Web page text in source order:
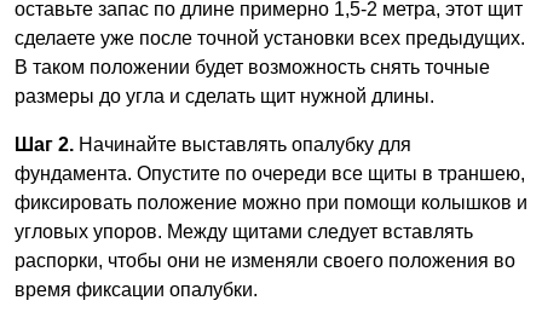
оставьте запас по длине примерно 1,5-2 метра, этот щит
сделаете уже после точной установки всех предыдущих.
В таком положении будет возможность снять точные
размеры до угла и сделать щит нужной длины.
Шаг 2. Начинайте выставлять опалубку для
фундамента. Опустите по очереди все щиты в траншею,
фиксировать положение можно при помощи колышков и
угловых упоров. Между щитами следует вставлять
распорки, чтобы они не изменяли своего положения во
время фиксации опалубки.